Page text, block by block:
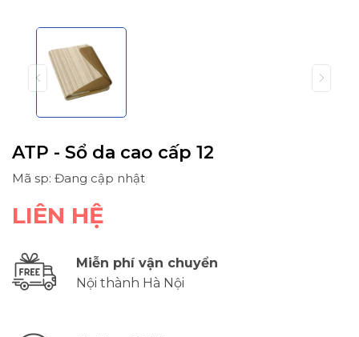
ATP - Sổ da cao cấp 12
Mã sp: Đang cập nhật
LIÊN HỆ
Miễn phí vận chuyển
Nội thành Hà Nội